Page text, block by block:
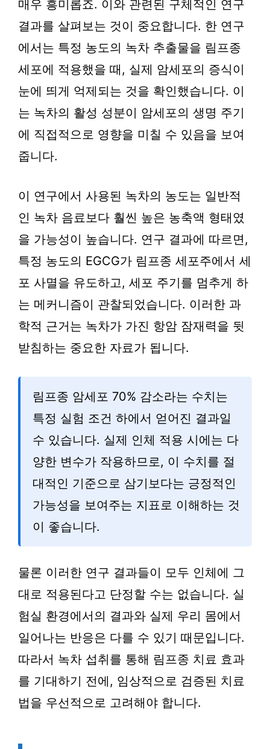
매우 흥미롭죠. 이와 관련된 구체적인 연구
결과를 살펴보는 것이 중요합니다. 한 연구
에서는 특정 농도의 녹차 추출물을 림프종
세포에 적용했을 때, 실제 암세포의 증식이
눈에 띄게 억제되는 것을 확인했습니다. 이
는 녹차의 활성 성분이 암세포의 생명 주기
에 직접적으로 영향을 미칠 수 있음을 보여
줍니다.
이 연구에서 사용된 녹차의 농도는 일반적
인 녹차 음료보다 훨씬 높은 농축액 형태였
을 가능성이 높습니다. 연구 결과에 따르면,
특정 농도의 EGCG가 림프종 세포주에서 세
포 사멸을 유도하고, 세포 주기를 멈추게 하
는 메커니즘이 관찰되었습니다. 이러한 과
학적 근거는 녹차가 가진 항암 잠재력을 뒷
받침하는 중요한 자료가 됩니다.
림프종 암세포 70% 감소라는 수치는
특정 실험 조건 하에서 얻어진 결과일
수 있습니다. 실제 인체 적용 시에는 다
양한 변수가 작용하므로, 이 수치를 절
대적인 기준으로 삼기보다는 긍정적인
가능성을 보여주는 지표로 이해하는 것
이 좋습니다.
물론 이러한 연구 결과들이 모두 인체에 그
대로 적용된다고 단정할 수는 없습니다. 실
험실 환경에서의 결과와 실제 우리 몸에서
일어나는 반응은 다를 수 있기 때문입니다.
따라서 녹차 섭취를 통해 림프종 치료 효과
를 기대하기 전에, 임상적으로 검증된 치료
법을 우선적으로 고려해야 합니다.